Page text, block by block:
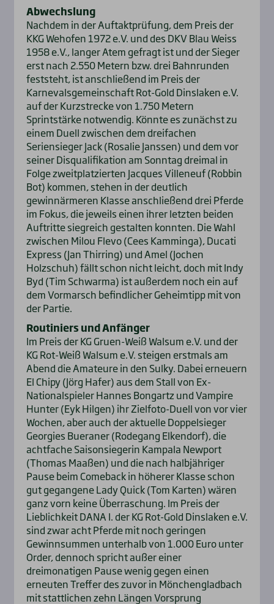
Abwechslung
Nachdem in der Auftaktprüfung, dem Preis der
KKG Wehofen 1972 e.V. und des DKV Blau Weiss
1958 e.V., langer Atem gefragt ist und der Sieger
erst nach 2.550 Metern bzw. drei Bahnrunden
feststeht, ist anschließend im Preis der
Karnevalsgemeinschaft Rot-Gold Dinslaken e.V.
auf der Kurzstrecke von 1.750 Metern
Sprintstärke notwendig. Könnte es zunächst zu
einem Duell zwischen dem dreifachen
Seriensieger Jack (Rosalie Janssen) und dem vor
seiner Disqualifikation am Sonntag dreimal in
Folge zweitplatzierten Jacques Villeneuf (Robbin
Bot) kommen, stehen in der deutlich
gewinnärmeren Klasse anschließend drei Pferde
im Fokus, die jeweils einen ihrer letzten beiden
Auftritte siegreich gestalten konnten. Die Wahl
zwischen Milou Flevo (Cees Kamminga), Ducati
Express (Jan Thirring) und Amel (Jochen
Holzschuh) fällt schon nicht leicht, doch mit Indy
Byd (Tim Schwarma) ist außerdem noch ein auf
dem Vormarsch befindlicher Geheimtipp mit von
der Partie.
Routiniers und Anfänger
Im Preis der KG Gruen-Weiß Walsum e.V. und der
KG Rot-Weiß Walsum e.V. steigen erstmals am
Abend die Amateure in den Sulky. Dabei erneuern
El Chipy (Jörg Hafer) aus dem Stall von Ex-
Nationalspieler Hannes Bongartz und Vampire
Hunter (Eyk Hilgen) ihr Zielfoto-Duell von vor vier
Wochen, aber auch der aktuelle Doppelsieger
Georgies Bueraner (Rodegang Elkendorf), die
achtfache Saisonsiegerin Kampala Newport
(Thomas Maaßen) und die nach halbjähriger
Pause beim Comeback in höherer Klasse schon
gut gegangene Lady Quick (Tom Karten) wären
ganz vorn keine Überraschung. Im Preis der
Lieblichkeit DANA I. der KG Rot-Gold Dinslaken e.V.
sind zwar acht Pferde mit noch geringen
Gewinnsummen unterhalb von 1.000 Euro unter
Order, dennoch spricht außer einer
dreimonatigen Pause wenig gegen einen
erneuten Treffer des zuvor in Mönchengladbach
mit stattlichen zehn Längen Vorsprung